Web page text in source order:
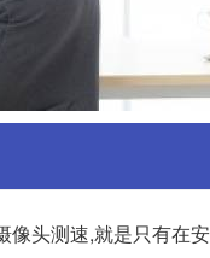
头测速,就是只有在